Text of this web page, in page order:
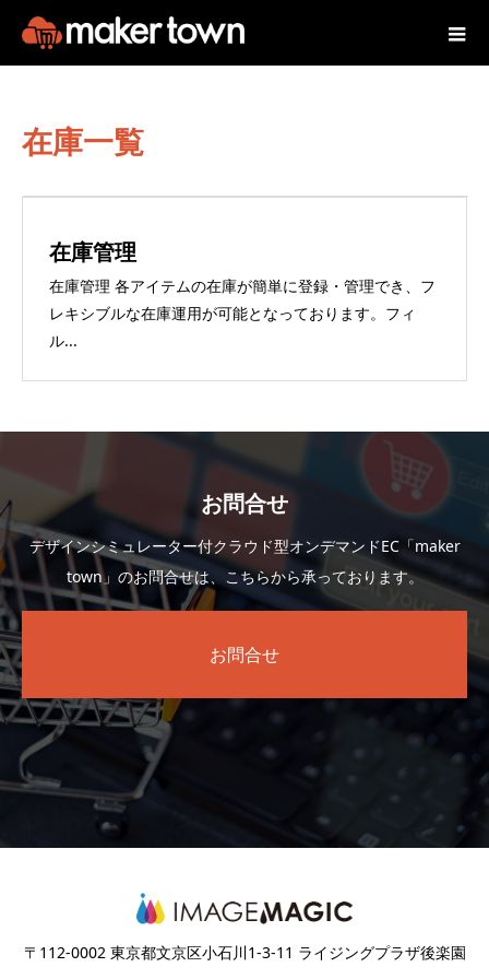
在庫一覧
在庫管理
在庫管理 各アイテムの在庫が簡単に登録・管理でき、フ
レキシブルな在庫運用が可能となっております。フィ
ル...
お問合せ
デザインシミュレーター付クラウド型オンデマンドEC「maker
town」のお問合せは、こちらから承っております。
お問合せ
〒112-0002 東京都文京区小石川1-3-11 ライジングプラザ後楽園